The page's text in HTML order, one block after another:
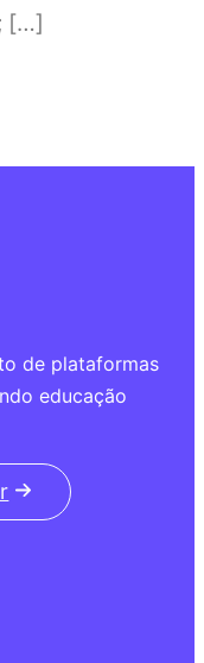
[…]
de plataformas
educação